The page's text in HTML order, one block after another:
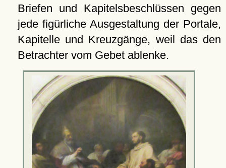
Briefen und Kapitelsbeschlüssen gegen
jede figürliche Ausgestaltung der Portale,
Kapitelle und Kreuzgänge, weil das den
Betrachter vom Gebet ablenke.